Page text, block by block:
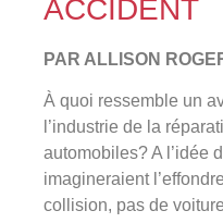
ACCIDENT
PAR ALLISON
À quoi ressemble un
l’industrie de la
automobiles? A l’idée
imagineraient
collision, pas de